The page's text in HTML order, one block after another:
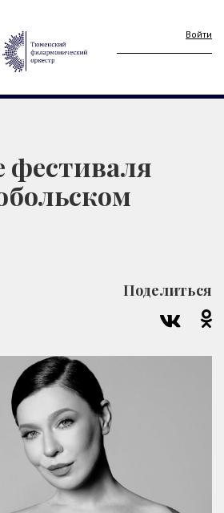
Войти
фестиваля
Поделиться